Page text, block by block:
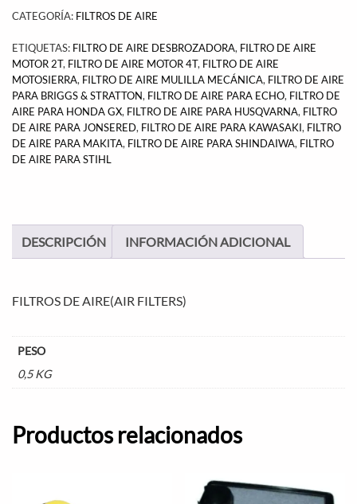
CATEGORÍA: FILTROS DE AIRE
ETIQUETAS: FILTRO DE AIRE DESBROZADORA, FILTRO DE AIRE
MOTOR 2T, FILTRO DE AIRE MOTOR 4T, FILTRO DE AIRE
MOTOSIERRA, FILTRO DE AIRE MULILLA MECÁNICA, FILTRO DE AIRE
PARA BRIGGS & STRATTON, FILTRO DE AIRE PARA ECHO, FILTRO DE
AIRE PARA HONDA GX, FILTRO DE AIRE PARA HUSQVARNA, FILTRO
DE AIRE PARA JONSERED, FILTRO DE AIRE PARA KAWASAKI, FILTRO
DE AIRE PARA MAKITA, FILTRO DE AIRE PARA SHINDAIWA, FILTRO
DE AIRE PARA STIHL
DESCRIPCIÓN INFORMACIÓN ADICIONAL
FILTROS DE AIRE(AIR FILTERS)
PESO
0,5 KG
Productos relacionados